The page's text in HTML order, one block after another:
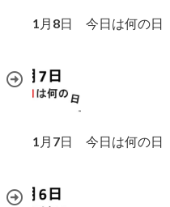
1月8日 今日は何の日
1月7日 今日は何の日